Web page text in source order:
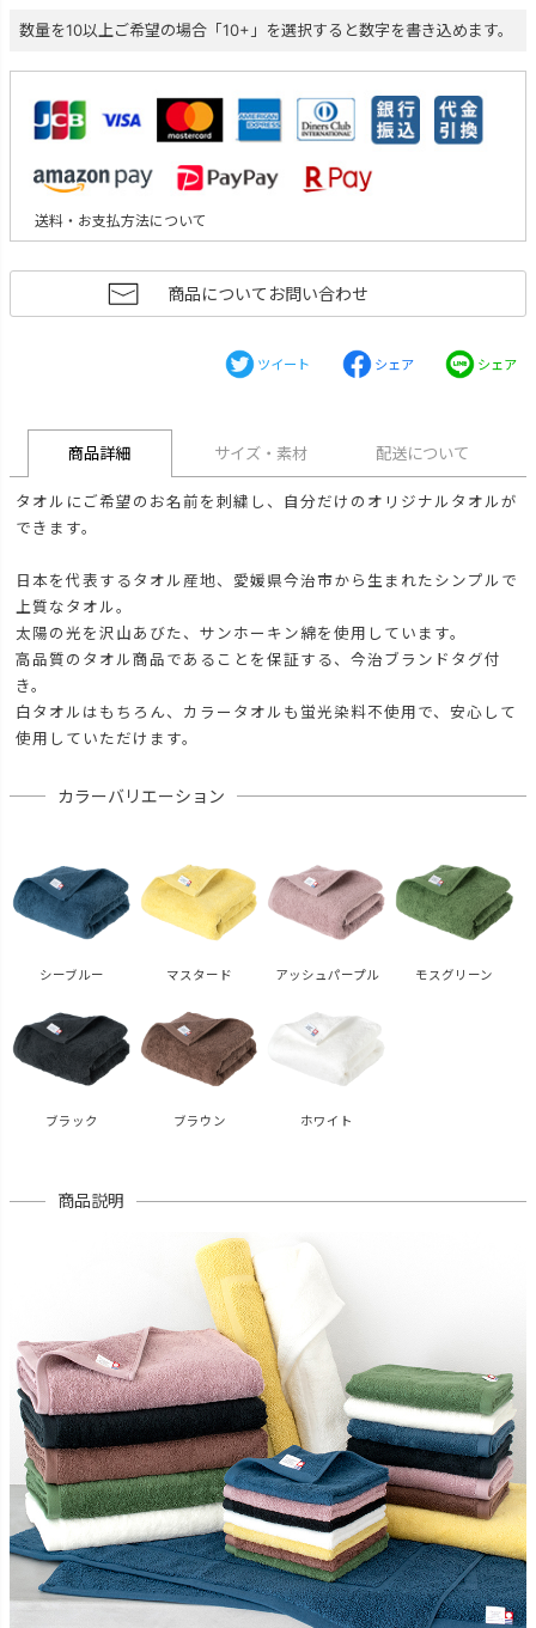
数量を10以上ご希望の場合「10+」を選択すると数字を書き込めます。
送料・お支払方法について
商品についてお問い合わせ
ツイート シェア シェア
商品詳細 サイズ・素材 配送について
タオルにご希望のお名前を刺繍し、自分だけのオリジナルタオルが
できます。
日本を代表するタオル産地、愛媛県今治市から生まれたシンプルで
上質なタオル。
太陽の光を沢山あびた、サンホーキン綿を使用しています。
高品質のタオル商品であることを保証する、今治ブランドタグ付
き。
白タオルはもちろん、カラータオルも蛍光染料不使用で、安心して
使用していただけます。
カラーバリエーション
シーブルー マスタード アッシュパープル モスグリーン
ブラック ブラウン ホワイト
商品説明